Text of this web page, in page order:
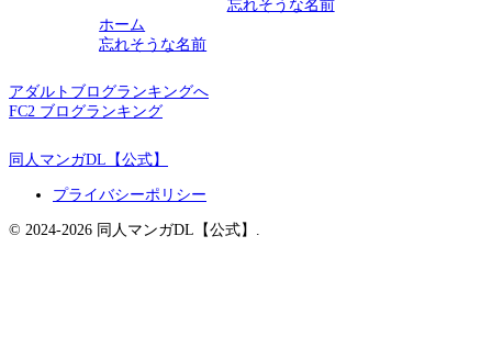
忘れそうな名前
ホーム
忘れそうな名前
アダルトブログランキングへ
FC2 ブログランキング
同人マンガDL【公式】
プライバシーポリシー
© 2024-2026 同人マンガDL【公式】.